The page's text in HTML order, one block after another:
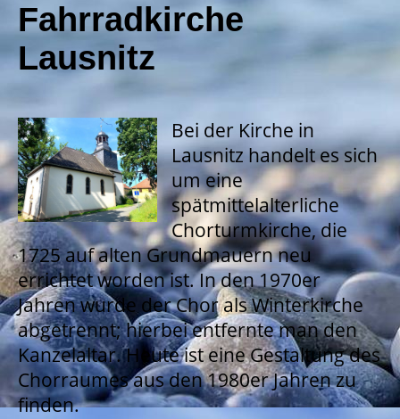
Fahrradkirche
Lausnitz
Bei der Kirche in
Lausnitz handelt es sich
um eine
spätmittelalterliche
Chorturmkirche, die
1725 auf alten Grundmauern neu
errichtet worden ist. In den 1970er
Jahren wurde der Chor als Winterkirche
abgetrennt; hierbei entfernte man den
Kanzelaltar. Heute ist eine Gestaltung des
Chorraumes aus den 1980er Jahren zu
finden.